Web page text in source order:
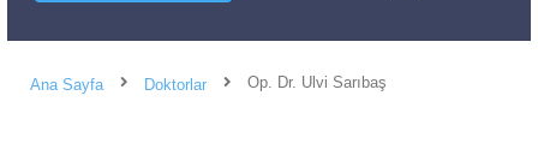
Ana Sayfa Doktorlar Op. Dr. Ulvi Sarıbaş